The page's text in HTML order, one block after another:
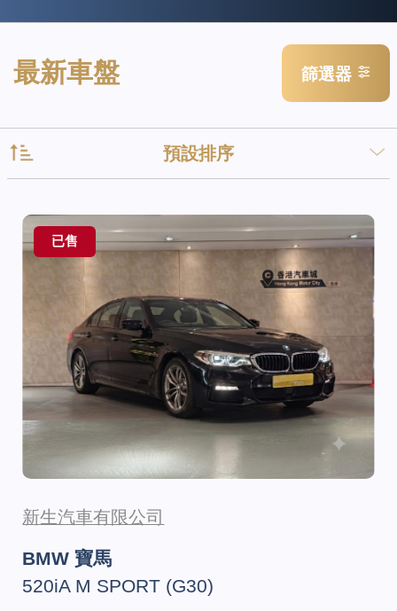
最新車盤 篩選器
預設排序
已售
新生汽車有限公司
BMW 寶馬
520iA M SPORT (G30)